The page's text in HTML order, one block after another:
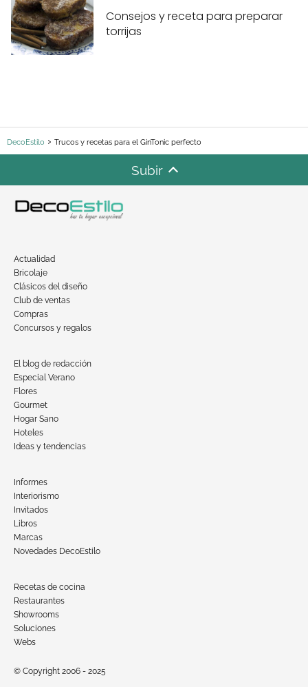
Consejos y receta para preparar
torrijas
DecoEstilo Trucos y recetas para el GinTonic perfecto
Subir
Actualidad
Bricolaje
Clásicos del diseño
Club de ventas
Compras
Concursos y regalos
El blog de redacción
Especial Verano
Flores
Gourmet
Hogar Sano
Hoteles
Ideas y tendencias
Informes
Interiorismo
Invitados
Libros
Marcas
Novedades DecoEstilo
Recetas de cocina
Restaurantes
Showrooms
Soluciones
Webs
© Copyright 2006 - 2025